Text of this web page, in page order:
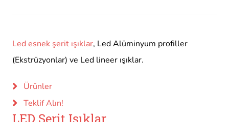
Led esnek şerit ışıklar, Led Alüminyum profiller
(Ekstrüzyonlar) ve Led lineer ışıklar.
Ürünler
Teklif Alın!
LED Şerit Işıklar